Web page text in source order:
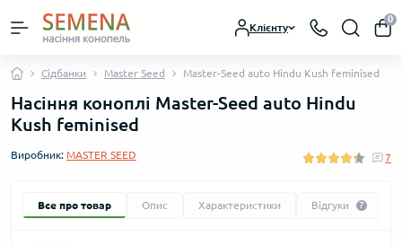
Клієнту
0
Сідбанки Master Seed Master-Seed auto Hindu Kush feminised
Насіння коноплі Master-Seed auto Hindu
Kush feminised
Виробник: MASTER SEED 7
Все про товар Опис Характеристики Відгуки 7